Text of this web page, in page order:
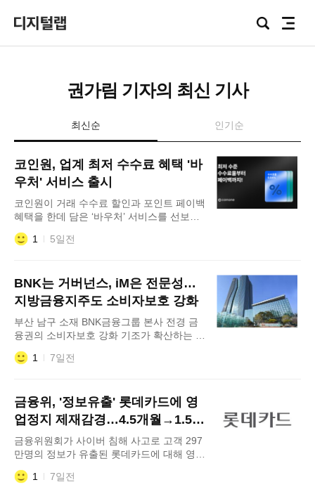
Focus
Lab
검
전
권가림 기자의 최신 기사
최신순 인기순
코인원, 업계 최저 수수료 혜택 '바
우처' 서비스 출시
코인원이 거래 수수료 할인과 포인트 페이백
혜택을 한데 담은 ‘바우처’ 서비스를 선보였
다. 코인원은 3일 고객의 거래 수수료 부담
을 낮추기 위해 바우처 서비스를 출시했다고
한 번 등록하면 30일 동안 세 가지 수수료 혜
택이 적용된다. 바우처를 발급하면 전 종목
거래
1 5일전
BNK는 거버넌스, iM은 전문성…
지방금융지주도 소비자보호 강화
부산 남구 소재 BNK금융그룹 본사 전경 금
융권의 소비자보호 강화 기조가 확산하는 가
운데 지방금융그룹도 거버넌스 정비와 전문
인력 양성에 나섰다. 1일 금융권에 따르면
를 신설했다. 금융소비자보호 관련 주요 정
책과 의사결정을 이사회 차원에서 직접 심의
·감독하기 위해서다. 금융소비자보호 업무를
총괄하는 최고금융소비자보호책임자(CCO
1 7일전
금융위, '정보유출' 롯데카드에 영
업정지 제재감경…4.5개월→1.5개
월
금융위원회가 사이버 침해 사고로 고객 297
만명의 정보가 유출된 롯데카드에 대해 영업
정지 1.5개월 처벌을 내렸다. 금융소비자 피
해 가능성 등을 고려해 금융감독원이 제시한
1 7일전